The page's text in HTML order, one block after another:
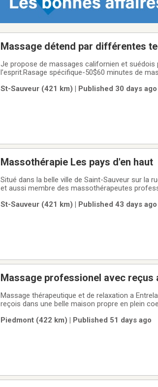
Massage détend par différentes
Je propose de massages californien et
l’esprit.Rasage spécifique-50$60 minutes de
et entré privé (514)805-0534 Victoria Ville Saint
St-Sauveur (421 km) | Published 30 days ago
Massothérapie Les pays d'en haut
Situé dans la belle ville de Saint-Sauveur sur la
et aussi membre des massothérapeutes
mains magiques et j’utilise des
St-Sauveur (421 km) | Published 43 days ago
Massage professionel avec reçus
Massage thérapeutique et de relaxation a Entrelacs, près de saint sauveur et Rawdon, près de saint
reçois dans une belle maison propre en plein
140$ h
Piedmont (422 km) | Published 51 days ago